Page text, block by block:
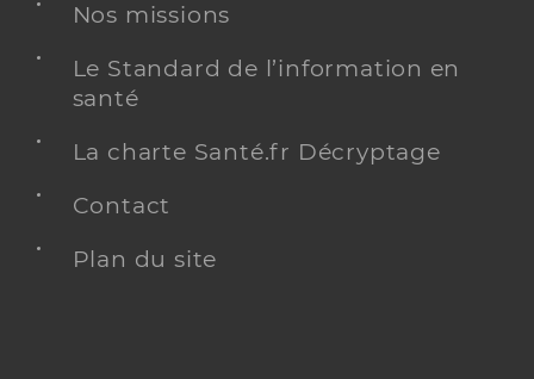
Nos missions
Le Standard de l’information en
santé
La charte Santé.fr Décryptage
Contact
Plan du site